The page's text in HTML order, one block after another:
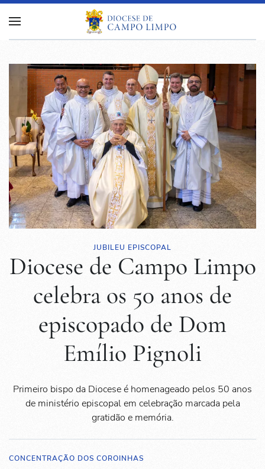
JUBILEU EPISCOPAL
Diocese de Campo Limpo
celebra os 50 anos de
episcopado de Dom
Emílio Pignoli
Primeiro bispo da Diocese é homenageado pelos 50 anos
de ministério episcopal em celebração marcada pela
gratidão e memória.
CONCENTRAÇÃO DOS COROINHAS